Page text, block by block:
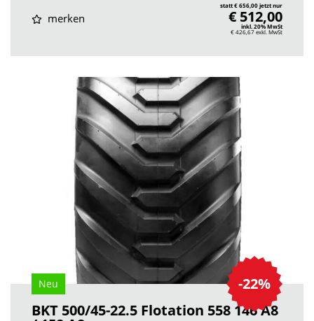
merken
statt € 656,00 jetzt nur
€ 512,00
inkl. 20% MwSt
€ 426,67exkl. MwSt
-22%
Neu
BKT 500/45-22.5 Flotation 558 146 A8